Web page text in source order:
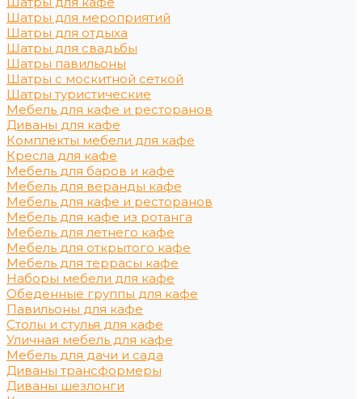
Шатры для мероприятий
Шатры для отдыха
Шатры для свадьбы
Шатры павильоны
Шатры с москитной сеткой
Шатры туристические
Мебель для кафе и ресторанов
Диваны для кафе
Комплекты мебели для кафе
Кресла для кафе
Мебель для баров и кафе
Мебель для веранды кафе
Мебель для кафе и ресторанов
Мебель для кафе из ротанга
Мебель для летнего кафе
Мебель для открытого кафе
Мебель для террасы кафе
Наборы мебели для кафе
Обеденные группы для кафе
Павильоны для кафе
Столы и стулья для кафе
Уличная мебель для кафе
Мебель для дачи и сада
Диваны трансформеры
Диваны шезлонги